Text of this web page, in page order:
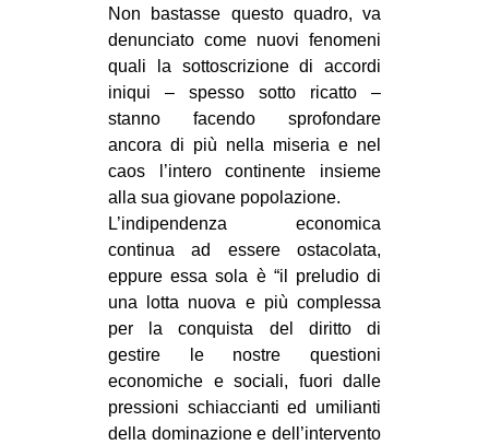
Non bastasse questo quadro, va
denunciato come nuovi fenomeni
quali la sottoscrizione di accordi
iniqui – spesso sotto ricatto –
stanno facendo sprofondare
ancora di più nella miseria e nel
caos l’intero continente insieme
alla sua giovane popolazione.
L’indipendenza economica
continua ad essere ostacolata,
eppure essa sola è “il preludio di
una lotta nuova e più complessa
per la conquista del diritto di
gestire le nostre questioni
economiche e sociali, fuori dalle
pressioni schiaccianti ed umilianti
della dominazione e dell’intervento